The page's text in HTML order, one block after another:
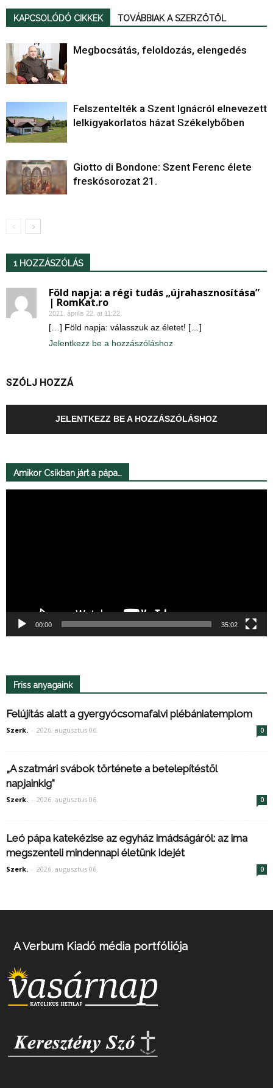
KAPCSOLÓDÓ CIKKEK TOVÁBBIAK A SZERZŐTŐL
Megbocsátás, feloldozás, elengedés
Felszentelték a Szent Ignácról elnevezett
lelkigyakorlatos házat Székelybőben
Giotto di Bondone: Szent Ferenc élete
freskósorozat 21.
1 HOZZÁSZÓLÁS
Föld napja: a régi tudás „újrahasznosítása”
| RomKat.ro
2021. április 22. at 11:22
[…] Föld napja: válasszuk az életet! […]
Jelentkezz be a hozzászóláshoz
SZÓLJ HOZZÁ
JELENTKEZZ BE A HOZZÁSZÓLÁSHOZ
Amikor Csíkban járt a pápa…
00:00 35:02
Friss anyagaink
Felújítás alatt a gyergyócsomafalvi plébániatemplom
Szerk. - 2026. augusztus 06. 0
„A szatmári svábok története a betelepítéstől
napjainkig”
Szerk. - 2026. augusztus 06. 0
Leó pápa katekézise az egyház imádságáról: az ima
megszenteli mindennapi életünk idejét
Szerk. - 2026. augusztus 06. 0
A Verbum Kiadó média portfóliója